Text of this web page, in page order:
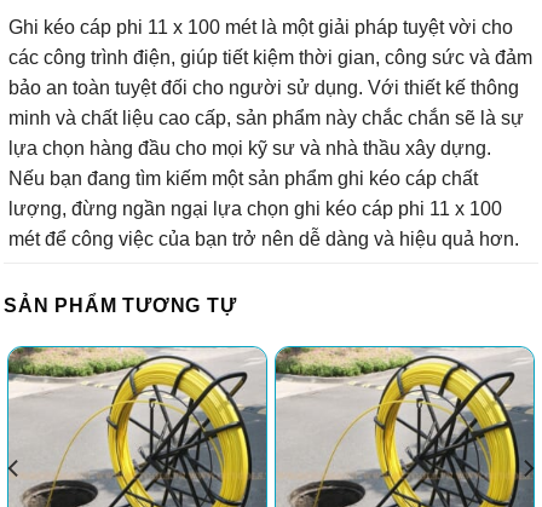
Ghi kéo cáp phi 11 x 100 mét là một giải pháp tuyệt vời cho
các công trình điện, giúp tiết kiệm thời gian, công sức và đảm
bảo an toàn tuyệt đối cho người sử dụng. Với thiết kế thông
minh và chất liệu cao cấp, sản phẩm này chắc chắn sẽ là sự
lựa chọn hàng đầu cho mọi kỹ sư và nhà thầu xây dựng.
Nếu bạn đang tìm kiếm một sản phẩm ghi kéo cáp chất
lượng, đừng ngần ngại lựa chọn ghi kéo cáp phi 11 x 100
mét để công việc của bạn trở nên dễ dàng và hiệu quả hơn.
SẢN PHẨM TƯƠNG TỰ